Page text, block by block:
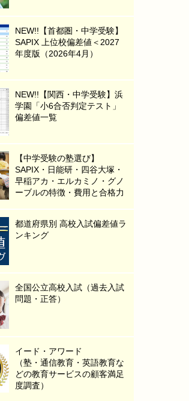
NEW!!【首都圏・中学受験】
SAPIX 上位校偏差値＜2027
年度版（2026年4月）
NEW!!【関西・中学受験】浜
学園「小6合否判定テスト」
偏差値一覧
【中学受験の塾選び】
SAPIX・日能研・四谷大塚・
早稲アカ・エルカミノ・グノ
ーブルの特徴・費用と合格力
都道府県別 高校入試偏差値ラ
ンキング
全国公立高校入試（過去入試
問題・正答）
イード・アワード
（塾・通信教育・英語教育な
どの教育サービスの顧客満足
度調査）